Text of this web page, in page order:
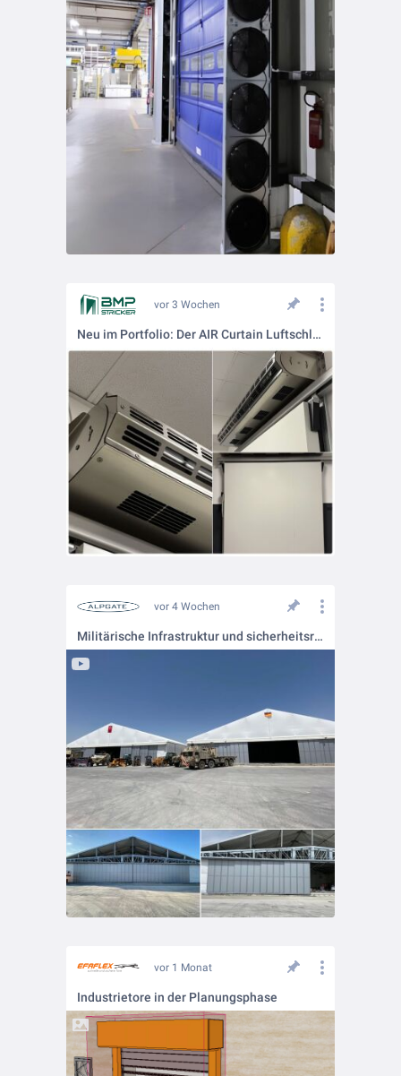
vor 3 Wochen
Neu im Portfolio: Der AIR Curtain Luftschleier!
vor 4 Wochen
Militärische Infrastruktur und sicherheitsrelevante Einrichtungen stellen besondere Anforderungen an die eingesetzte Technik. Das gilt auch für Toranlagen.
vor 1 Monat
Industrietore in der Planungsphase